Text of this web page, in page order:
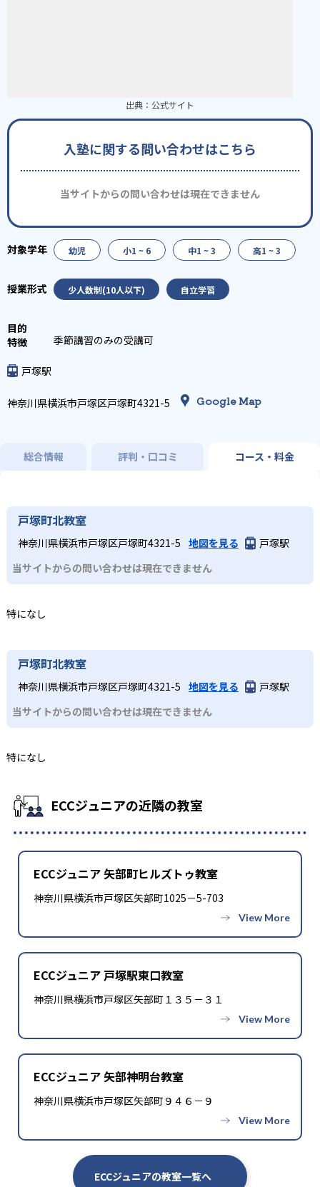
出典： 公式サイト
入塾に関する問い合わせはこちら
当サイトからの問い合わせは現在できません
幼児 小1 ~ 6 中1 ~ 3 高1 ~ 3
少人数制(10人以下) 自立学習
季節講習のみの受講可
戸塚駅
神奈川県横浜市戸塚区戸塚町4321-5 Google Map
総合情報 評判・口コミ コース・料金
戸塚町北教室
神奈川県横浜市戸塚区戸塚町4321-5 地図を見る
戸塚駅
当サイトからの問い合わせは現在できません
特になし
戸塚町北教室
神奈川県横浜市戸塚区戸塚町4321-5 地図を見る
戸塚駅
当サイトからの問い合わせは現在できません
特になし
ECCジュニアの近隣の教室
ECCジュニア 矢部町ヒルズトゥ教室
神奈川県横浜市戸塚区矢部町1025－5-703
ECCジュニア 戸塚駅東口教室
神奈川県横浜市戸塚区矢部町１３５－３１
ECCジュニア 矢部神明台教室
神奈川県横浜市戸塚区矢部町９４６－９
ECCジュニアの教室一覧へ